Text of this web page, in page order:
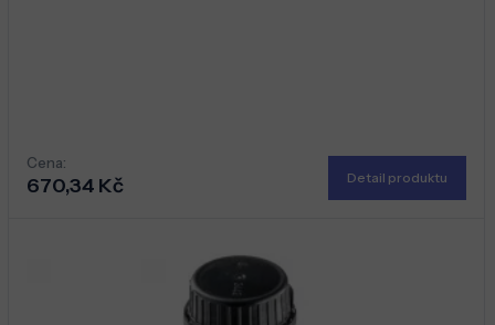
Cena:
670,34 Kč Detail produktu